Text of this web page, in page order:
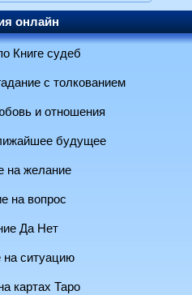
онлайн
Книге судеб
с толкованием
и отношения
будущее
на желание
на вопрос
Да Нет
на ситуацию
картах Таро